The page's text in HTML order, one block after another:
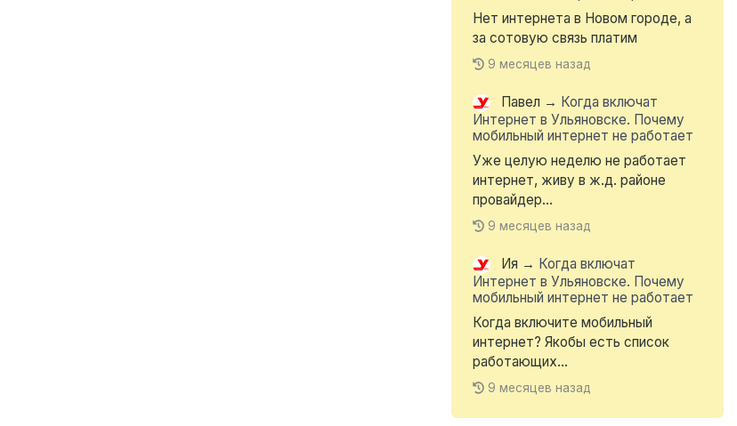
Нет интернета в Новом городе, а
за сотовую связь платим
9 месяцев назад
Павел → Когда включат
Интернет в Ульяновске. Почему
мобильный интернет не работает
Уже целую неделю не работает
интернет, живу в ж.д. районе
провайдер...
9 месяцев назад
Ия → Когда включат
Интернет в Ульяновске. Почему
мобильный интернет не работает
Когда включите мобильный
интернет? Якобы есть список
работающих...
9 месяцев назад